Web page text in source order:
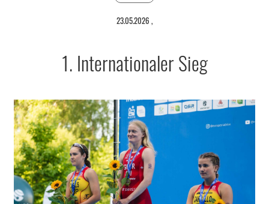
23.05.2026 ,
1. Internationaler Sieg